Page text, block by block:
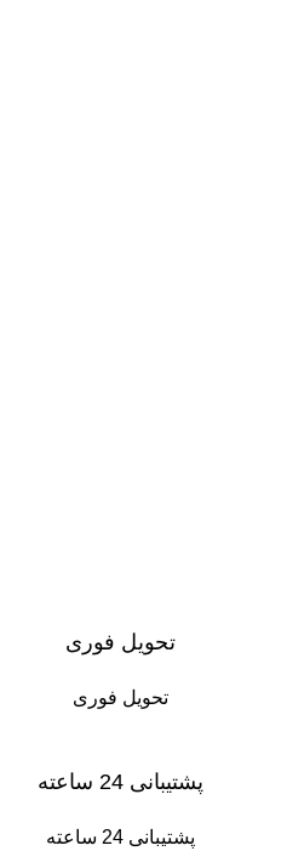
تحویل فوری
تحویل فوری
پشتیبانی 24 ساعته
پشتیبانی 24 ساعته